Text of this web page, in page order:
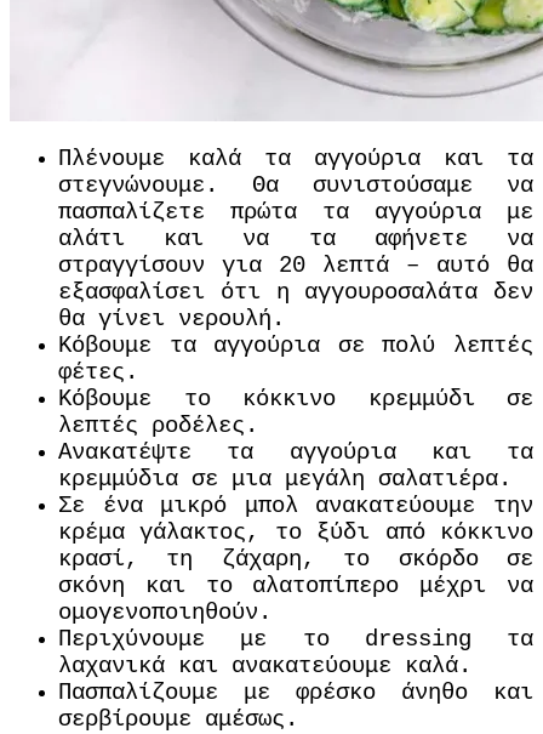
Πλένουμε καλά τα αγγούρια και τα
στεγνώνουμε. Θα συνιστούσαμε να
πασπαλίζετε πρώτα τα αγγούρια με
αλάτι και να τα αφήνετε να
στραγγίσουν για 20 λεπτά – αυτό θα
εξασφαλίσει ότι η αγγουροσαλάτα δεν
θα γίνει νερουλή.
Κόβουμε τα αγγούρια σε πολύ λεπτές
φέτες.
Κόβουμε το κόκκινο κρεμμύδι σε
λεπτές ροδέλες.
Ανακατέψτε τα αγγούρια και τα
κρεμμύδια σε μια μεγάλη σαλατιέρα.
Σε ένα μικρό μπολ ανακατεύουμε την
κρέμα γάλακτος, το ξύδι από κόκκινο
κρασί, τη ζάχαρη, το σκόρδο σε
σκόνη και το αλατοπίπερο μέχρι να
ομογενοποιηθούν.
Περιχύνουμε με το dressing τα
λαχανικά και ανακατεύουμε καλά.
Πασπαλίζουμε με φρέσκο ​​άνηθο και
σερβίρουμε αμέσως.